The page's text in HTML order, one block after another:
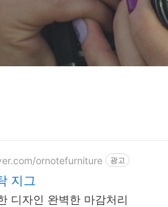
ornotefurniture 광고
지그
디자인 완벽한 마감처리